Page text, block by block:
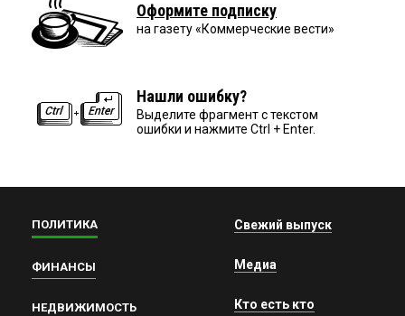
Оформите подписку
на газету «Коммерческие вести»
Нашли ошибку?
Выделите фрагмент с текстом
ошибки и нажмите Ctrl + Enter.
ПОЛИТИКА
ФИНАНСЫ
НЕДВИЖИМОСТЬ
Свежий выпуск
Медиа
Кто есть кто